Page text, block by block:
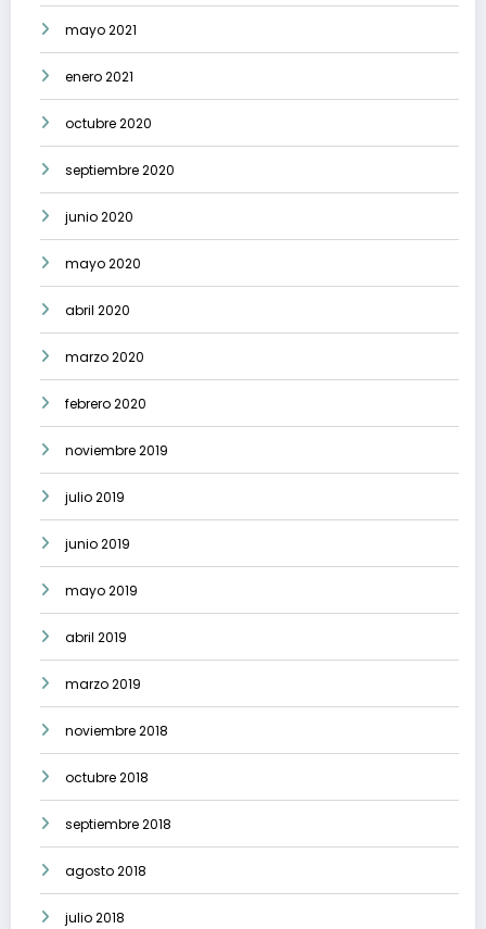
mayo 2021
enero 2021
octubre 2020
septiembre 2020
junio 2020
mayo 2020
abril 2020
marzo 2020
febrero 2020
noviembre 2019
julio 2019
junio 2019
mayo 2019
abril 2019
marzo 2019
noviembre 2018
octubre 2018
septiembre 2018
agosto 2018
julio 2018